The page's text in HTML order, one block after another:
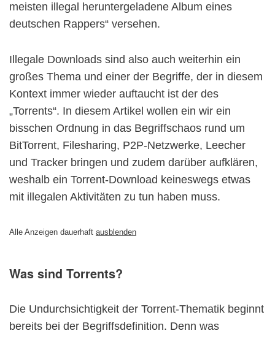
meisten illegal heruntergeladene Album eines
deutschen Rappers“ versehen.
Illegale Downloads sind also auch weiterhin ein
großes Thema und einer der Begriffe, der in diesem
Kontext immer wieder auftaucht ist der des
„Torrents“. In diesem Artikel wollen ein wir ein
bisschen Ordnung in das Begriffschaos rund um
BitTorrent, Filesharing, P2P-Netzwerke, Leecher
und Tracker bringen und zudem darüber aufklären,
weshalb ein Torrent-Download keineswegs etwas
mit illegalen Aktivitäten zu tun haben muss.
Alle Anzeigen dauerhaft ausblenden
Was sind Torrents?
Die Undurchsichtigkeit der Torrent-Thematik beginnt
bereits bei der Begriffsdefinition. Denn was